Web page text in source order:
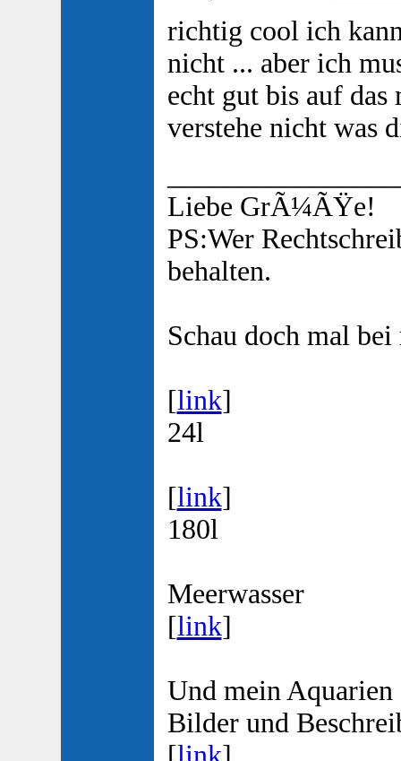
richtig cool ich
nicht ... aber ich
echt gut bis auf das
verstehe nicht was
Liebe GrÃ¼ÃŸe!
PS:Wer
behalten.
Schau doch mal
[link]
24l
[link]
180l
Meerwasser
[link]
Und mein
Bilder und
[link]